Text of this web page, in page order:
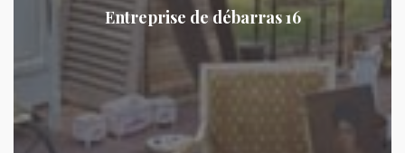
Entreprise de débarras 16